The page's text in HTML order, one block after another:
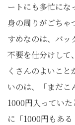
ートにも多忙にな
身の周りがごちゃ
すめなのは、バッ
不要を仕分けして
くさんのよいこ
いのは、「まだこ
1000円入ってい
に「1000円もある